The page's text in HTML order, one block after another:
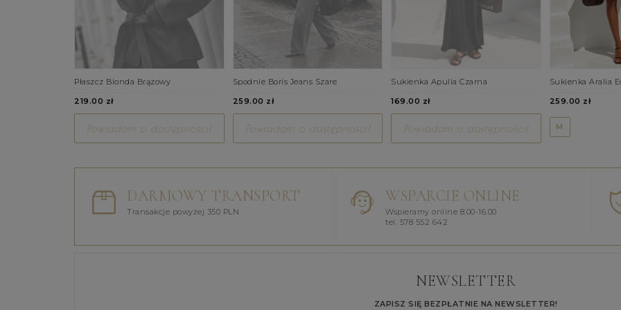
Płaszcz Bionda Brązowy
219.00 zł
Powiadom o dostępności!
Spodnie Boris Jeans Szare
259.00 zł
Powiadom o dostępności!
Sukienka Apulia Czarna
169.00 zł
Powiadom o dostępności!
Sukienka Aralia
259.00 zł
M
DARMOWY TRANSPORT
Transakcje powyżej 350 PLN
WSPARCIE ONLINE
Wspieramy online 8.00-16.00
tel. 578 552 642
NEWSLETTER
ZAPISZ SIĘ BEZPŁATNIE NA NEWSLETTER!